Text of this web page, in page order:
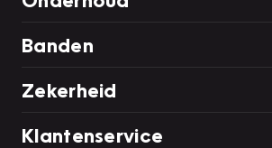
Banden
Zekerheid
Klantenservice